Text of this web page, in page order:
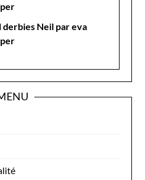
derbies Neil par eva